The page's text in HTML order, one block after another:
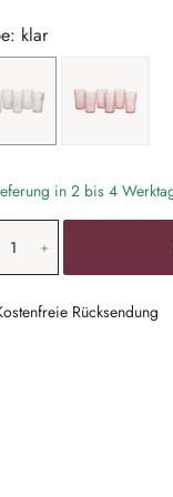
klar
klar rosa
in 2 bis 4
Anzahl:
Rücksendung